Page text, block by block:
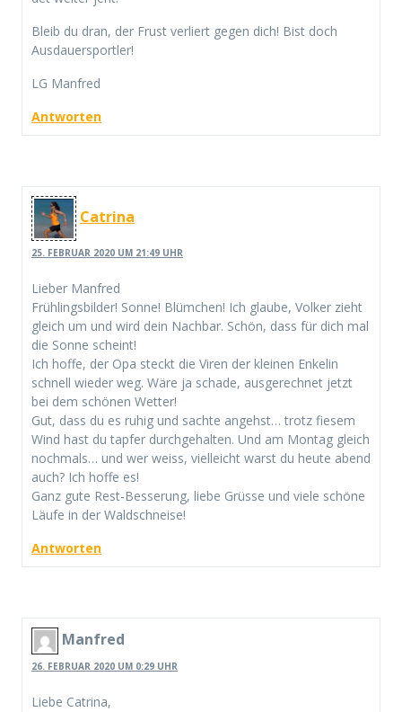
Bleib du dran, der Frust verliert gegen dich! Bist doch
Ausdauersportler!
LG Manfred
Antworten
Catrina
25. FEBRUAR 2020 UM 21:49 UHR
Lieber Manfred
Frühlingsbilder! Sonne! Blümchen! Ich glaube, Volker zieht
gleich um und wird dein Nachbar. Schön, dass für dich mal
die Sonne scheint!
Ich hoffe, der Opa steckt die Viren der kleinen Enkelin
schnell wieder weg. Wäre ja schade, ausgerechnet jetzt
bei dem schönen Wetter!
Gut, dass du es ruhig und sachte angehst… trotz fiesem
Wind hast du tapfer durchgehalten. Und am Montag gleich
nochmals… und wer weiss, vielleicht warst du heute abend
auch? Ich hoffe es!
Ganz gute Rest-Besserung, liebe Grüsse und viele schöne
Läufe in der Waldschneise!
Antworten
Manfred
26. FEBRUAR 2020 UM 0:29 UHR
Liebe Catrina,